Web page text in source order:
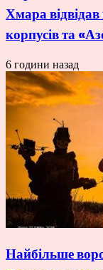
Хмара
корпусів та
6 години назад
Найбільше